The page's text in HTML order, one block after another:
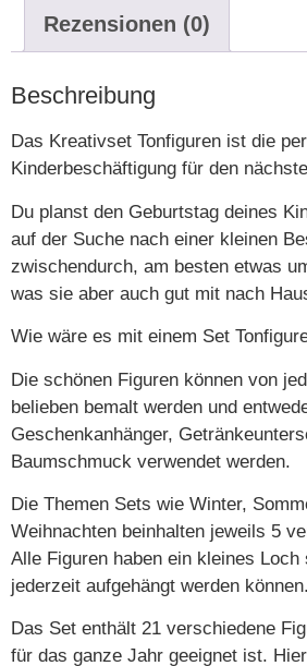
Rezensionen (0)
Beschreibung
Das Kreativset Tonfiguren ist die
Kinderbeschäftigung für den
Du planst den Geburtstag deines
auf der Suche nach einer kleinen
zwischendurch, am besten etwas
was sie aber auch gut mit nach
Wie wäre es mit einem Set
Die schönen Figuren können von
belieben bemalt werden und
Geschenkanhänger,
Baumschmuck verwendet werden.
Die Themen Sets wie Winter,
Weihnachten beinhalten jeweils 5
Alle Figuren haben ein kleines
jederzeit aufgehängt werden können.
Das Set enthält 21 verschiedene
für das ganze Jahr geeignet ist.